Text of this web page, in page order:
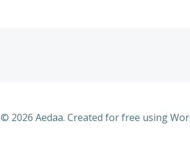
© 2026 Aedaa. Created for free using